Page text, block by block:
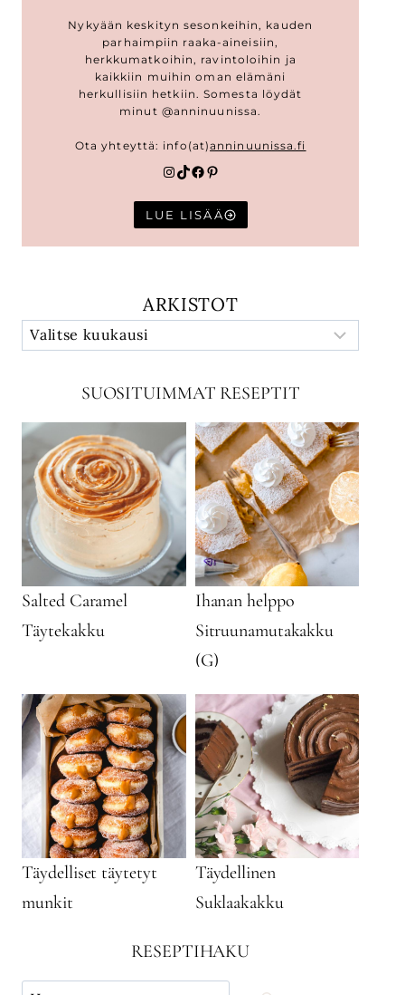
Nykyään keskityn sesonkeihin, kauden
parhaimpiin raaka-aineisiin,
herkkumatkoihin, ravintoloihin ja
kaikkiin muihin oman elämäni
herkullisiin hetkiin. Somesta löydät
minut @anninuunissa.
Ota yhteyttä: info(at)anninuunissa.fi
Instagram
TikTok
Facebook
Pinterest
LUE LISÄÄ
ARKISTOT
SUOSITUIMMAT RESEPTIT
Salted Caramel
Täytekakku
Ihanan helppo
Sitruunamutakakku
(G)
Täydelliset täytetyt
munkit
Täydellinen
Suklaakakku
RESEPTIHAKU
Käytä